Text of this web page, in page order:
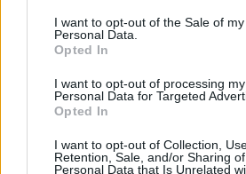
I want to opt-out of the Sale of my
Personal Data.
Opted In
I want to opt-out of processing my
Personal Data for Targeted
Opted In
I want to opt-out of Collection,
Retention, Sale, and/or Sharing
Personal Data that Is Unrelated
įvertintai.“, – kalbėjo jaunoji
penketuke sužibo geriausiai
vaikinai.